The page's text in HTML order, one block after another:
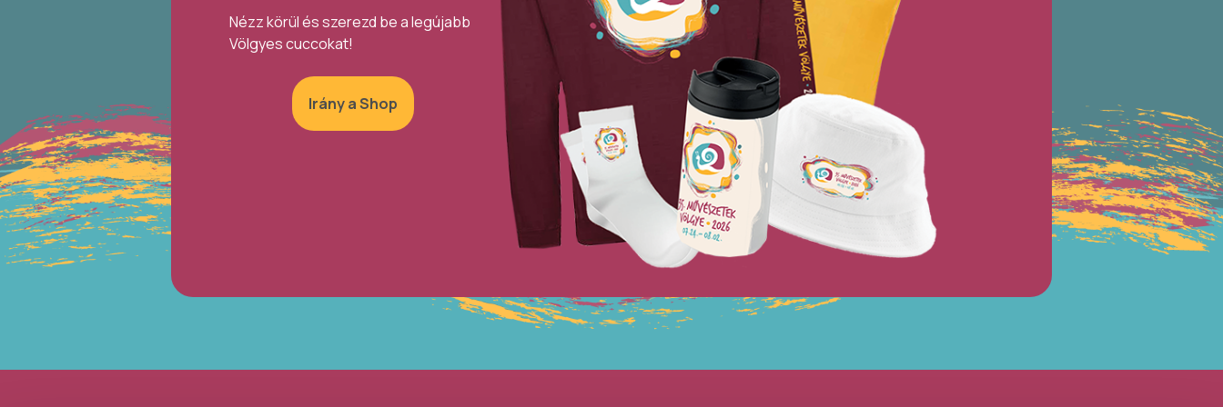
Nézz körül és szerezd be a legújabb
Völgyes cuccokat!
Irány a Shop